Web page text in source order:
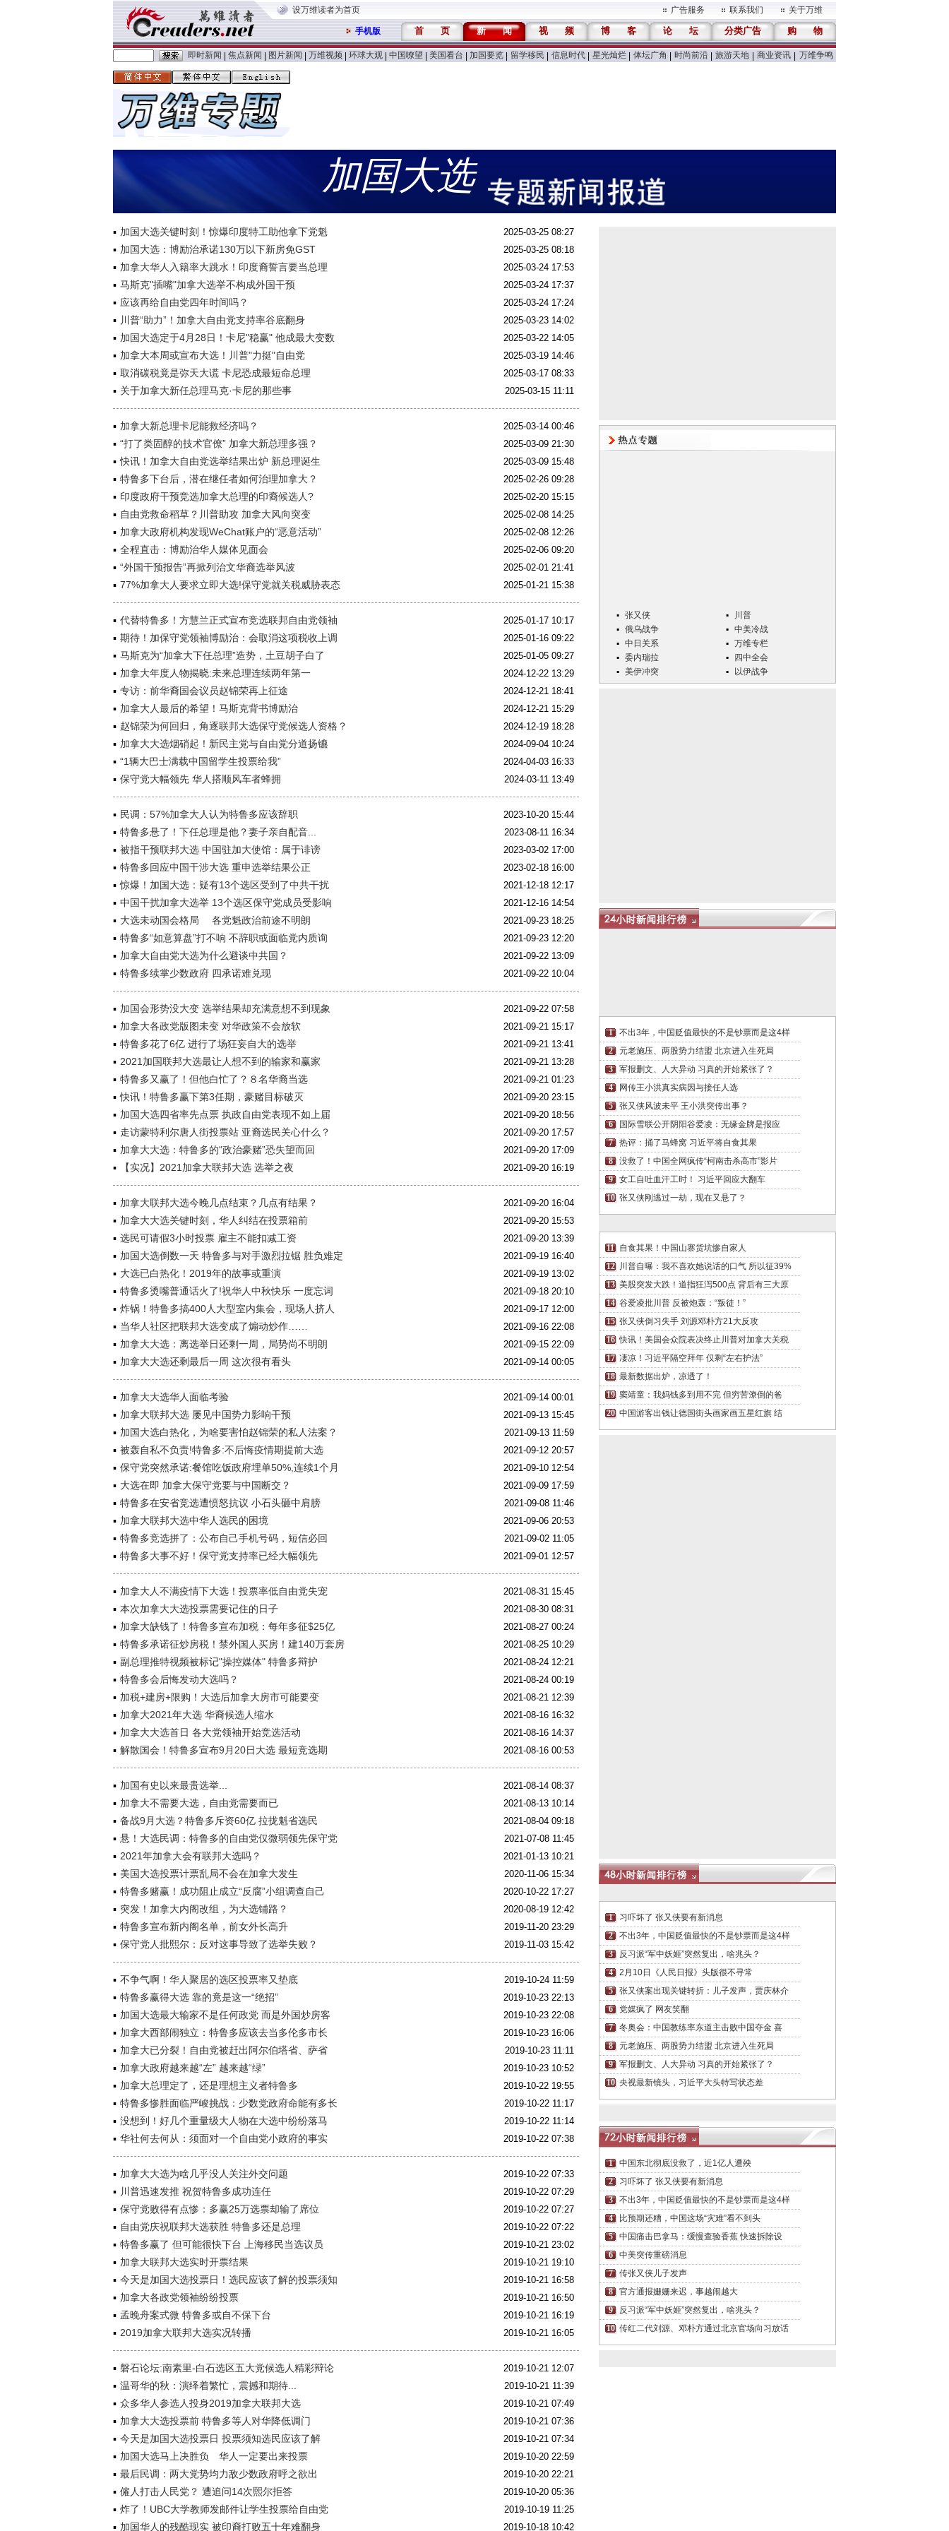
设万维读者为首页 广告服务 联系我们 关于万维
手机版 首 页 新 闻 视 频 博 客 论 坛 分类广告 购 物
即时新闻 焦点新闻 图片新闻 万维视频 环球大观 中国嘹望 美国看台 加国要览 留学移民 信息时代 星光灿烂 体坛广角 时尚前沿 旅游天地 商业资讯 万维争鸣
加国大选
加国大选关键时刻！惊爆印度特工助他拿下党魁 2025-03-25 08:27
加国大选：博励治承诺130万以下新房免GST 2025-03-25 08:18
加拿大华人入籍率大跳水！印度裔誓言要当总理 2025-03-24 17:53
马斯克"插嘴"加拿大选举不构成外国干预 2025-03-24 17:37
应该再给自由党四年时间吗？ 2025-03-24 17:24
川普“助力”！加拿大自由党支持率谷底翻身 2025-03-23 14:02
加国大选定于4月28日！卡尼"稳赢" 他成最大变数 2025-03-22 14:05
加拿大本周或宣布大选！川普"力挺"自由党 2025-03-19 14:46
取消碳税竟是弥天大谎 卡尼恐成最短命总理 2025-03-17 08:33
关于加拿大新任总理马克·卡尼的那些事 2025-03-15 11:11
加拿大新总理卡尼能救经济吗？ 2025-03-14 00:46
“打了类固醇的技术官僚” 加拿大新总理多强？ 2025-03-09 21:30
快讯！加拿大自由党选举结果出炉 新总理诞生 2025-03-09 15:48
特鲁多下台后，潜在继任者如何治理加拿大？ 2025-02-26 09:28
印度政府干预竞选加拿大总理的印裔候选人? 2025-02-20 15:15
自由党救命稻草？川普助攻 加拿大风向突变 2025-02-08 14:25
加拿大政府机构发现WeChat账户的“恶意活动” 2025-02-08 12:26
全程直击：博励治华人媒体见面会 2025-02-06 09:20
“外国干预报告”再掀列治文华裔选举风波 2025-02-01 21:41
77%加拿大人要求立即大选!保守党就关税威胁表态 2025-01-21 15:38
代替特鲁多！方慧兰正式宣布竞选联邦自由党领袖 2025-01-17 10:17
期待！加保守党领袖博励治：会取消这项税收上调 2025-01-16 09:22
马斯克为“加拿大下任总理”造势，土豆胡子白了 2025-01-05 09:27
加拿大年度人物揭晓:未来总理连续两年第一 2024-12-22 13:29
专访：前华裔国会议员赵锦荣再上征途 2024-12-21 18:41
加拿大人最后的希望！马斯克背书博励治 2024-12-21 15:29
赵锦荣为何回归，角逐联邦大选保守党候选人资格？ 2024-12-19 18:28
加拿大大选烟硝起！新民主党与自由党分道扬镳 2024-09-04 10:24
“1辆大巴士满载中国留学生投票给我” 2024-04-03 16:33
保守党大幅领先 华人搭顺风车者蜂拥 2024-03-11 13:49
民调：57%加拿大人认为特鲁多应该辞职 2023-10-20 15:44
特鲁多悬了！下任总理是他？妻子亲自配音... 2023-08-11 16:34
被指干预联邦大选 中国驻加大使馆：属于诽谤 2023-03-02 17:00
特鲁多回应中国干涉大选 重申选举结果公正 2023-02-18 16:00
惊爆！加国大选：疑有13个选区受到了中共干扰 2021-12-18 12:17
中国干扰加拿大选举 13个选区保守党成员受影响 2021-12-16 14:54
大选未动国会格局 各党魁政治前途不明朗 2021-09-23 18:25
特鲁多“如意算盘”打不响 不辞职或面临党内质询 2021-09-23 12:20
加拿大自由党大选为什么避谈中共国？ 2021-09-22 13:09
特鲁多续掌少数政府 四承诺难兑现 2021-09-22 10:04
加国会形势没大变 选举结果却充满意想不到现象 2021-09-22 07:58
加拿大各政党版图未变 对华政策不会放软 2021-09-21 15:17
特鲁多花了6亿 进行了场狂妄自大的选举 2021-09-21 13:41
2021加国联邦大选最让人想不到的输家和赢家 2021-09-21 13:28
特鲁多又赢了！但他白忙了？８名华裔当选 2021-09-21 01:23
快讯！特鲁多赢下第3任期，豪赌目标破灭 2021-09-20 23:15
加国大选四省率先点票 执政自由党表现不如上届 2021-09-20 18:56
走访蒙特利尔唐人街投票站 亚裔选民关心什么？ 2021-09-20 17:57
加拿大大选：特鲁多的“政治豪赌”恐失望而回 2021-09-20 17:09
【实况】2021加拿大联邦大选 选举之夜 2021-09-20 16:19
加拿大联邦大选今晚几点结束？几点有结果？ 2021-09-20 16:04
加拿大大选关键时刻，华人纠结在投票箱前 2021-09-20 15:53
选民可请假3小时投票 雇主不能扣减工资 2021-09-20 13:39
加国大选倒数一天 特鲁多与对手激烈拉锯 胜负难定 2021-09-19 16:40
大选已白热化！2019年的故事或重演 2021-09-19 13:02
特鲁多烫嘴普通话火了!祝华人中秋快乐 一度忘词 2021-09-18 20:10
炸锅！特鲁多搞400人大型室内集会，现场人挤人 2021-09-17 12:00
当华人社区把联邦大选变成了煽动炒作…… 2021-09-16 22:08
加拿大大选：离选举日还剩一周，局势尚不明朗 2021-09-15 22:09
加拿大大选还剩最后一周 这次很有看头 2021-09-14 00:05
加拿大大选华人面临考验 2021-09-14 00:01
加拿大联邦大选 屡见中国势力影响干预 2021-09-13 15:45
加国大选白热化，为啥要害怕赵锦荣的私人法案？ 2021-09-13 11:59
被轰自私不负责!特鲁多:不后悔疫情期提前大选 2021-09-12 20:57
保守党突然承诺:餐馆吃饭政府埋单50%,连续1个月 2021-09-10 12:54
大选在即 加拿大保守党要与中国断交？ 2021-09-09 17:59
特鲁多在安省竞选遭愤怒抗议 小石头砸中肩膀 2021-09-08 11:46
加拿大联邦大选中华人选民的困境 2021-09-06 20:53
特鲁多竞选拼了：公布自己手机号码，短信必回 2021-09-02 11:05
特鲁多大事不好！保守党支持率已经大幅领先 2021-09-01 12:57
加拿大人不满疫情下大选！投票率低自由党失宠 2021-08-31 15:45
本次加拿大大选投票需要记住的日子 2021-08-30 08:31
加拿大缺钱了！特鲁多宣布加税：每年多征$25亿 2021-08-27 00:24
特鲁多承诺征炒房税！禁外国人买房！建140万套房 2021-08-25 10:29
副总理推特视频被标记"操控媒体" 特鲁多辩护 2021-08-24 12:21
特鲁多会后悔发动大选吗？ 2021-08-24 00:19
加税+建房+限购！大选后加拿大房市可能要变 2021-08-21 12:39
加拿大2021年大选 华裔候选人缩水 2021-08-16 16:32
加拿大大选首日 各大党领袖开始竞选活动 2021-08-16 14:37
解散国会！特鲁多宣布9月20日大选 最短竞选期 2021-08-16 00:53
加国有史以来最贵选举... 2021-08-14 08:37
加拿大不需要大选，自由党需要而已 2021-08-13 10:14
备战9月大选？特鲁多斥资60亿 拉拢魁省选民 2021-08-04 09:18
悬！大选民调：特鲁多的自由党仅微弱领先保守党 2021-07-08 11:45
2021年加拿大会有联邦大选吗？ 2021-01-13 10:21
美国大选投票计票乱局不会在加拿大发生 2020-11-06 15:34
特鲁多赌赢！成功阻止成立“反腐”小组调查自己 2020-10-22 17:27
突发！加拿大内阁改组，为大选铺路？ 2020-08-19 12:42
特鲁多宣布新内阁名单，前女外长高升 2019-11-20 23:29
保守党人批熙尔：反对这事导致了选举失败？ 2019-11-03 15:42
不争气啊！华人聚居的选区投票率又垫底 2019-10-24 11:59
特鲁多赢得大选 靠的竟是这一“绝招” 2019-10-23 22:13
加国大选最大输家不是任何政党 而是外国炒房客 2019-10-23 22:08
加拿大西部闹独立：特鲁多应该去当多伦多市长 2019-10-23 16:06
加拿大已分裂！自由党被赶出阿尔伯塔省、萨省 2019-10-23 11:11
加拿大政府越来越“左” 越来越“绿” 2019-10-23 10:52
加拿大总理定了，还是理想主义者特鲁多 2019-10-22 19:55
特鲁多惨胜面临严峻挑战：少数党政府命能有多长 2019-10-22 11:17
没想到！好几个重量级大人物在大选中纷纷落马 2019-10-22 11:14
华社何去何从：须面对一个自由党小政府的事实 2019-10-22 07:38
加拿大大选为啥几乎没人关注外交问题 2019-10-22 07:33
川普迅速发推 祝贺特鲁多成功连任 2019-10-22 07:29
保守党败得有点惨：多赢25万选票却输了席位 2019-10-22 07:27
自由党庆祝联邦大选获胜 特鲁多还是总理 2019-10-22 07:22
特鲁多赢了 但可能很快下台 上海移民当选议员 2019-10-21 23:02
加拿大联邦大选实时开票结果 2019-10-21 19:10
今天是加国大选投票日！选民应该了解的投票须知 2019-10-21 16:58
加拿大各政党领袖纷纷投票 2019-10-21 16:50
孟晚舟案式微 特鲁多或自不保下台 2019-10-21 16:19
2019加拿大联邦大选实况转播 2019-10-21 16:05
磐石论坛:南素里-白石选区五大党候选人精彩辩论 2019-10-21 12:07
温哥华的秋：演绎着繁忙，震撼和期待... 2019-10-21 11:39
众多华人参选人投身2019加拿大联邦大选 2019-10-21 07:49
加拿大大选投票前 特鲁多等人对华降低调门 2019-10-21 07:36
今天是加国大选投票日 投票须知选民应该了解 2019-10-21 07:34
加国大选马上决胜负 华人一定要出来投票 2019-10-20 22:59
最后民调：两大党势均力敌少数政府呼之欲出 2019-10-20 22:21
僱人打击人民党？ 遭追问14次熙尔拒答 2019-10-20 05:36
炸了！UBC大学教师发邮件让学生投票给自由党 2019-10-19 11:25
加国华人的残酷现实 被印裔打败五十年难翻身 2019-10-18 10:42
张又侠
川普
俄乌战争
中美冷战
中日关系
万维专栏
委内瑞拉
四中全会
美伊冲突
以伊战争
不出3年，中国贬值最快的不是钞票而是这4样
元老施压、两股势力结盟 北京进入生死局
军报删文、人大异动 习真的开始紧张了？
网传王小洪真实病因与接任人选
张又侠风波未平 王小洪突传出事？
国际雪联公开阴阳谷爱凌：无缘金牌是报应
热评：捅了马蜂窝 习近平将自食其果
没救了！中国全网疯传“柯南击杀高市”影片
女工自吐血汗工时！ 习近平回应大翻车
张又侠刚逃过一劫，现在又悬了？
自食其果！中国山寨货坑惨自家人
川普自曝：我不喜欢她说话的口气 所以征39%
美股突发大跌！道指狂泻500点 背后有三大原
谷爱凌批川普 反被炮轰：“叛徒！”
张又侠倒习失手 刘源邓朴方21大反攻
快讯！美国会众院表决终止川普对加拿大关税
凄凉！习近平隔空拜年 仅剩“左右护法”
最新数据出炉，凉透了！
窦靖童：我妈钱多到用不完 但穷苦潦倒的爸
中国游客出钱让德国街头画家画五星红旗 结
习吓坏了 张又侠要有新消息
不出3年，中国贬值最快的不是钞票而是这4样
反习派“军中妖姬”突然复出，啥兆头？
2月10日《人民日报》头版很不寻常
张又侠案出现关键转折：儿子发声，贾庆林介
党媒疯了 网友笑翻
冬奥会：中国教练率东道主击败中国夺金 喜
元老施压、两股势力结盟 北京进入生死局
军报删文、人大异动 习真的开始紧张了？
央视最新镜头，习近平大头特写状态差
中国东北彻底没救了，近1亿人遭殃
习吓坏了 张又侠要有新消息
不出3年，中国贬值最快的不是钞票而是这4样
比预期还糟，中国这场“灾难”看不到头
中国痛击巴拿马：缓慢查验香蕉 快速拆除设
中美突传重磅消息
传张又侠儿子发声
官方通报姗姗来迟，事越闹越大
反习派“军中妖姬”突然复出，啥兆头？
传红二代刘源、邓朴方通过北京官场向习放话